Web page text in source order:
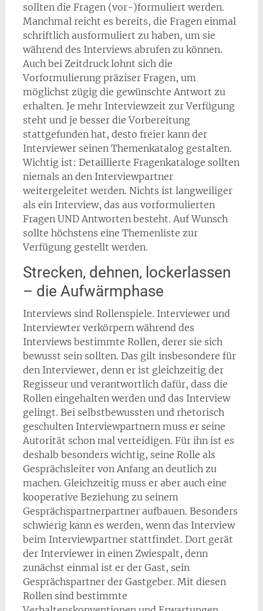
sollten die Fragen (vor-)formuliert werden.
Manchmal reicht es bereits, die Fragen einmal
schriftlich ausformuliert zu haben, um sie
während des Interviews abrufen zu können.
Auch bei Zeitdruck lohnt sich die
Vorformulierung präziser Fragen, um
möglichst zügig die gewünschte Antwort zu
erhalten. Je mehr Interviewzeit zur Verfügung
steht und je besser die Vorbereitung
stattgefunden hat, desto freier kann der
Interviewer seinen Themenkatalog gestalten.
Wichtig ist: Detaillierte Fragenkataloge sollten
niemals an den Interviewpartner
weitergeleitet werden. Nichts ist langweiliger
als ein Interview, das aus vorformulierten
Fragen UND Antworten besteht. Auf Wunsch
sollte höchstens eine Themenliste zur
Verfügung gestellt werden.
Strecken, dehnen, lockerlassen
– die Aufwärmphase
Interviews sind Rollenspiele. Interviewer und
Interviewter verkörpern während des
Interviews bestimmte Rollen, derer sie sich
bewusst sein sollten. Das gilt insbesondere für
den Interviewer, denn er ist gleichzeitig der
Regisseur und verantwortlich dafür, dass die
Rollen eingehalten werden und das Interview
gelingt. Bei selbstbewussten und rhetorisch
geschulten Interviewpartnern muss er seine
Autorität schon mal verteidigen. Für ihn ist es
deshalb besonders wichtig, seine Rolle als
Gesprächsleiter von Anfang an deutlich zu
machen. Gleichzeitig muss er aber auch eine
kooperative Beziehung zu seinem
Gesprächspartnerpartner aufbauen. Besonders
schwierig kann es werden, wenn das Interview
beim Interviewpartner stattfindet. Dort gerät
der Interviewer in einen Zwiespalt, denn
zunächst einmal ist er der Gast, sein
Gesprächspartner der Gastgeber. Mit diesen
Rollen sind bestimmte